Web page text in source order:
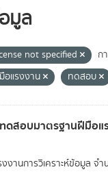
มูล
not specified ก
แรงงาน
ทดสอบ
ดสอบมาตรฐานฝีมือแ
งานการวิเคราะห์ข้อมูล จ